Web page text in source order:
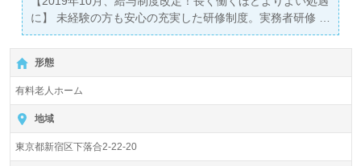
料サービスをご利用いただけます。＜非公開求人も取扱い
せお待ちしております。
に】 未経験の方も安心の充実した研修制度。実務者研修・
介護福祉士・ケアマネの資格取得支援制度もあり。 働きが
いとキャリアアップの両立を目指せる職場です。 『その方
らしさに、深く寄りそう。』 お一人おひとりにじっくり
関わるお仕事をしませんか。
形態
有料老人ホーム
地域
東京都新宿区下落合2-22-20